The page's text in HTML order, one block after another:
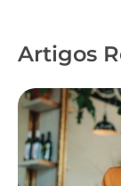
Artigos